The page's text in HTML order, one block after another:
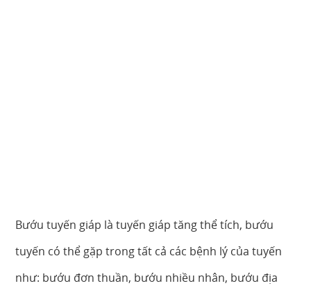
Bướu tuyến giáp là tuyến giáp tăng thể tích, bướu
tuyến có thể gặp trong tất cả các bệnh lý của tuyến
như: bướu đơn thuần, bướu nhiều nhân, bướu địa